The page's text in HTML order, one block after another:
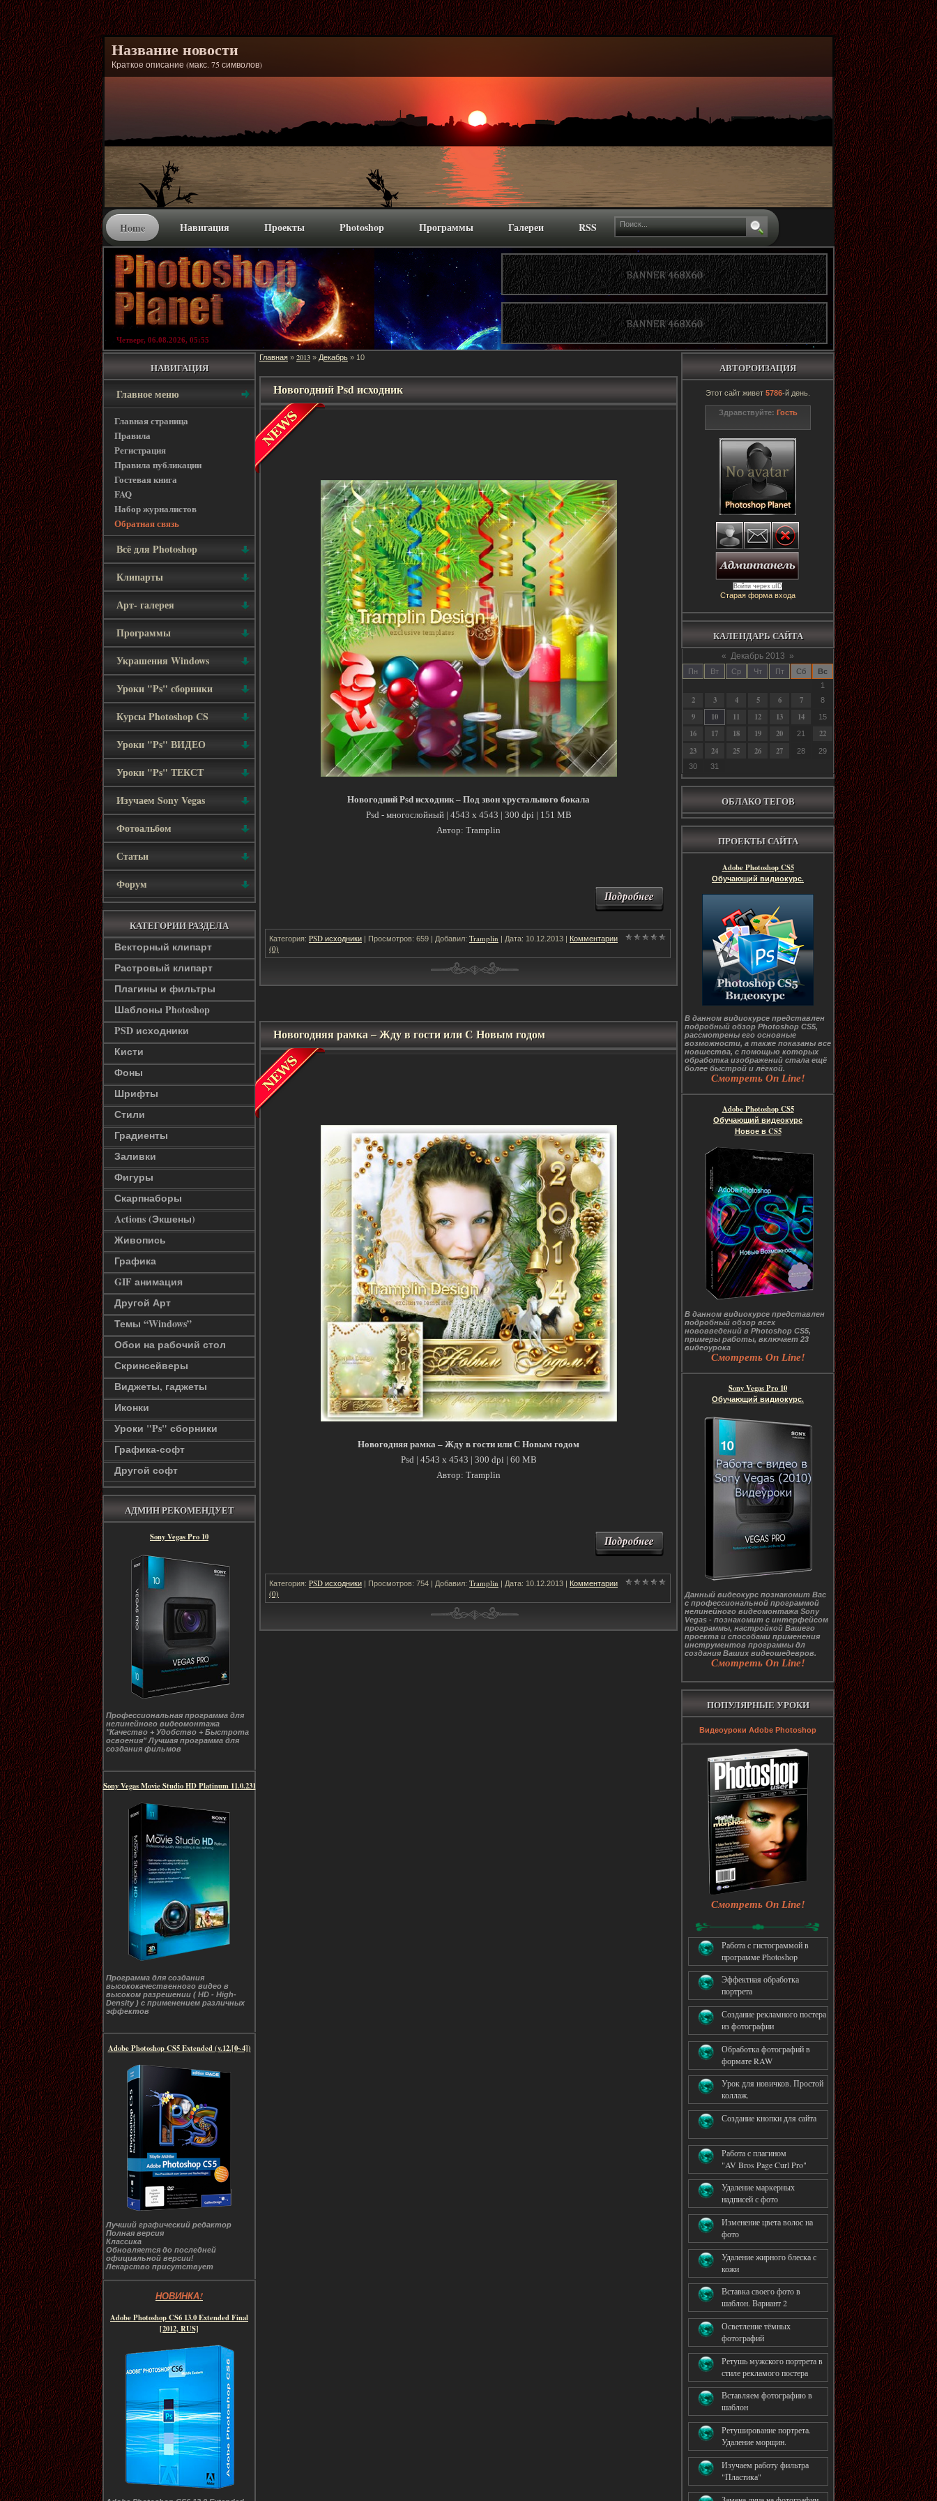
Название новости
Краткое описание (макс. 75 символов)
Home Навигация Проекты Photoshop Программы Галереи RSS
Четверг, 06.08.2026, 05:55
НАВИГАЦИЯ
Главное меню
Главная страница
Правила
Регистрация
Правила публикации
Гостевая книга
FAQ
Набор журналистов
Обратная связь
Всё для Photoshop
Клипарты
Арт- галерея
Программы
Украшения Windows
Уроки "Ps" сборники
Курсы Photoshop CS
Уроки "Ps" ВИДЕО
Уроки "Ps" ТЕКСТ
Изучаем Sony Vegas
Фотоальбом
Статьи
Форум
КАТЕГОРИИ РАЗДЕЛА
Векторный клипарт
Растровый клипарт
Плагины и фильтры
Шаблоны Photoshop
PSD исходники
Кисти
Фоны
Шрифты
Стили
Градиенты
Заливки
Фигуры
Скарпнаборы
Actions (Экшены)
Живопись
Графика
GIF анимация
Другой Арт
Темы “Windows”
Обои на рабочий стол
Скринсейверы
Виджеты, гаджеты
Иконки
Уроки "Ps" сборники
Графика-софт
Другой софт
АДМИН РЕКОМЕНДУЕТ
Sony Vegas Pro 10
Профессиональная программа для
нелинейного видеомонтажа
"Качество + Удобство + Быстрота
освоения" Лучшая программа для
создания фильмов
Sony Vegas Movie Studio HD Platinum 11.0.231
Программа для создания
высококачественного видео в
высоком разрешении ( HD - High-
Density ) с применением различных
эффектов
Adobe Photoshop CS5 Extended (v.12.[0~4])
Лучший графический редактор
Полная версия
Классика
Обновляется до последней
официальной версии!
Лекарство присутствует
НОВИНКА!
Adobe Photoshop CS6 13.0 Extended Final
[2012, RUS]
АВТОРОИЗАЦИЯ
Этот сайт живет 5786-й день.
Здравствуйте: Гость
Войти через uID
Старая форма входа
КАЛЕНДАРЬ САЙТА
« Декабрь 2013 »
Пн Вт Ср Чт Пт Сб
Вс
1
2 3 4 5 6 7 8
9 10 11 12 13 14 15
16 17 18 19 20 21
22
23
24 25 26 27 28
29
30
31
ОБЛАКО ТЕГОВ
ПРОЕКТЫ САЙТА
Adobe Photoshop CS5
Обучающий видиокурс.
В данном видиокурсе представлен
подробный обзор Photoshop CS5,
рассмотрены его основные
возможности, а также показаны все
новшества, с помощью которых
обработка изображений стала ещё
более быстрой и лёгкой.
Смотреть On Line!
Adobe Photoshop CS5
Обучающий видеокурс
Новое в CS5
В данном видиокурсе представлен
подробный обзор всех
нововведений в Photoshop CS5,
примеры работы, включает 23
видеоурока
Смотреть On Line!
Sony Vegas Pro 10
Обучающий видиокурс.
Данный видеокурс познакомит Вас
с профессиональной программой
нелинейного видеомонтажа Sony
Vegas - познакомит с интерфейсом
программы, настройкой Вашего
проекта и способами применения
инструментов программы дл
создания Ваших видеошедевров.
Смотреть On Line!
ПОПУЛЯРНЫЕ УРОКИ
Видеоуроки Adobe Photoshop
Смотреть On Line!
Работа с гистограммой в
программе Photoshop
Эффектная обработка
портрета
Создание рекламного постера
из фотографии
Обработка фотографий в
формате RAW
Урок для новичков. Простой
коллаж.
Создание кнопки для сайта
Работа с плагином
"AV Bros Page Curl Pro"
Удаление маркерных
надписей с фото
Изменение цвета волос на
фото
Удаление жирного блеска с
кожи
Вставка своего фото в
шаблон. Вариант 2
Осветление тёмных
фотографий
Ретушь мужского портрета в
стиле рекламого постера
Вставляем фотографию в
шаблон
Ретуширование портрета.
Удаление морщин.
Изучаем работу фильтра
"Пластика"
Главная » 2013 » Декабрь » 10
Новогодний Psd исходник
Новогодний Psd исходник – Под звон хрустального бокала
Psd - многослойный | 4543 x 4543 | 300 dpi | 151 MB
Автор: Tramplin
Категория: PSD исходники | Просмотров: 659 | Добавил: Tramplin | Дата: 10.12.2013 | Комментарии
(0)
Новогодняя рамка – Жду в гости или С Новым годом
Новогодняя рамка – Жду в гости или С Новым годом
Psd | 4543 x 4543 | 300 dpi | 60 MB
Автор: Tramplin
Категория: PSD исходники | Просмотров: 754 | Добавил: Tramplin | Дата: 10.12.2013 | Комментарии
(0)